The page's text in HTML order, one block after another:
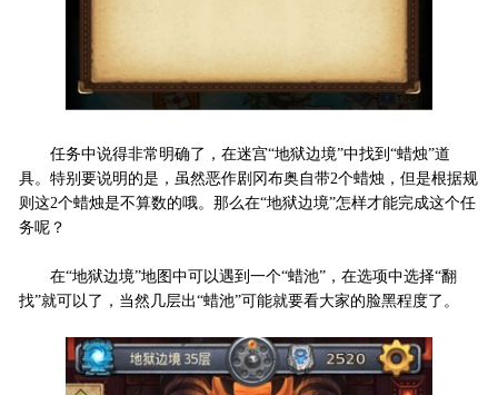
任务中说得非常明确了，在迷宫“地狱边境”中找到“蜡烛”道
具。特别要说明的是，虽然恶作剧冈布奥自带2个蜡烛，但是根据规
则这2个蜡烛是不算数的哦。那么在“地狱边境”怎样才能完成这个任
务呢？
在“地狱边境”地图中可以遇到一个“蜡池”，在选项中选择“翻
找”就可以了，当然几层出“蜡池”可能就要看大家的脸黑程度了。